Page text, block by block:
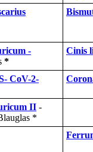
-
*
Cinis
CoV-2-
II -
*